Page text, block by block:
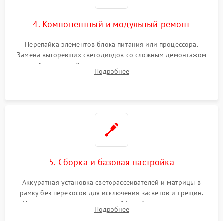
4. Компонентный и модульный ремонт
Перепайка элементов блока питания или процессора.
Замена выгоревших светодиодов со сложным демонтажом
хрупкой матрицы. Восстановление поврежденных дорожек,
прошивка микросхем памяти EEPROM
Подробнее
5. Сборка и базовая настройка
Аккуратная установка светорассеивателей и матрицы в
рамку без перекосов для исключения засветов и трещин.
Подключение внутренних шлейфов. Закрытие корпуса.
Сброс настроек и обновление программного обеспечения.
Подробнее